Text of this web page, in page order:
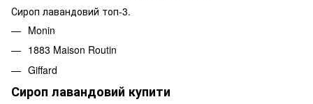
Сироп лавандовий топ-3.
Monin
1883 Maison Routin
Giffard
Сироп лавандовий купити